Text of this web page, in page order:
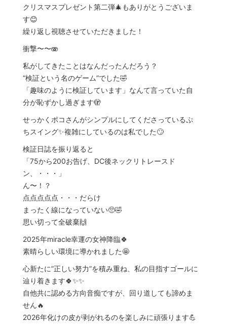
クリスマスプレゼント第二弾🎄もありがとうございま
す😊
繰り返し視聴させていただきました！
衝撃〜〜🫨
私がしてきたことはなんだったんだろう？
“検証という名のゲーム”でした🤣
「趣味のように検証しています」なんて言っていた自
分が恥ずかし過ぎます🫣
せっかくポコさんがシンプルにしてくださっているぷ
ちスイング✨複雑にしているのは私でした🙄
検証日誌を振り返ると
「75から200お告げ、DC後ネックリトレースド
ン、・・・」
ん〜！？
点点点点点・・・だらけ
まったく線になっていない🥺🤣
思い切って全破棄🙌
2025年miracle幸運の女神降臨🍀
素晴らしい環境に導かれました🤩
心新たに”正しい努力”を積み重ね、私の目指すゴールに
辿り着きます🍀✨✨
自他共に認める方向音痴ですが、回り道しても諦めま
せん🔥
2026年化けの皮が剥がれるのを楽しみに頑張ります💪